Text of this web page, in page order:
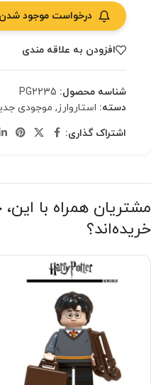
درخواست موجود شدن
افزودن به علاقه مندی
شناسه محصول: PG2235
دسته: استاروارز, موجودی
اشتراک گذاری:
مشتریان همراه با
خریده‌اند؟